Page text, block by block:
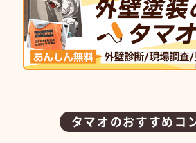
タマオのおすすめコ